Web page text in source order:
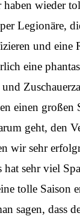
wieder
Legionäre,
und eine
eine
einen großen
geht, den
wir sehr
hat sehr viel
tolle Saison
sagen, dass